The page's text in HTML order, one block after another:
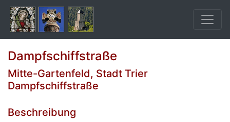
Dampfschiffstraße
Mitte-Gartenfeld, Stadt Trier
Dampfschiffstraße
Beschreibung